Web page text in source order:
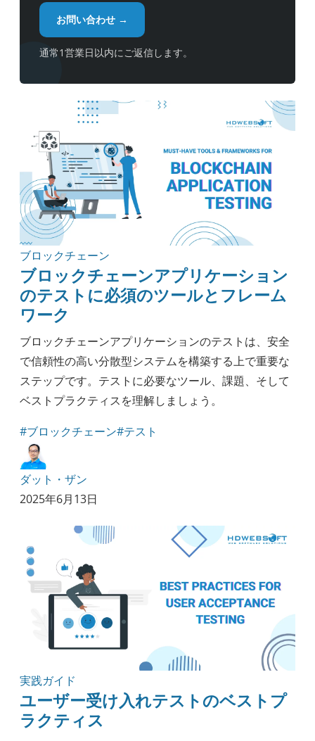
お問い合わせ →
通常1営業日以内にご返信します。
ブロックチェーン
ブロックチェーンアプリケーション
のテストに必須のツールとフレーム
ワーク
ブロックチェーンアプリケーションのテストは、安全
で信頼性の高い分散型システムを構築する上で重要な
ステップです。テストに必要なツール、課題、そして
ベストプラクティスを理解しましょう。
#ブロックチェーン#テスト
ダット・ザン
2025年6月13日
実践ガイド
ユーザー受け入れテストのベストプ
ラクティス